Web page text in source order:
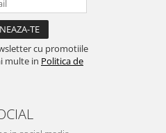
cu promotiile
multe in Politica de